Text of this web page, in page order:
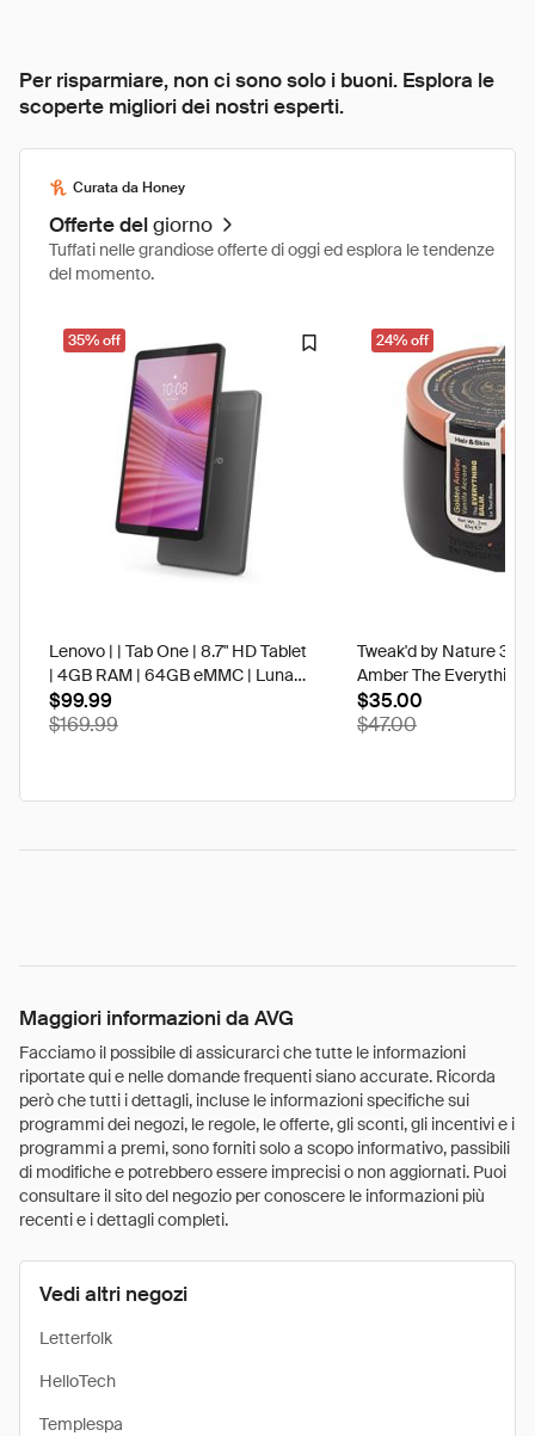
Per risparmiare, non ci sono solo i buoni. Esplora le
scoperte migliori dei nostri esperti.
Curata da Honey
Offerte delgiorno
Tuffati nelle grandiose offerte di oggi ed esplora le tendenze
del momento.
35% off
Lenovo | | Tab One | 8.7" HD Tablet
| 4GB RAM | 64GB eMMC | Luna
Grey | Best Buy
$99.99
$169.99
24% off
Tweak'd by Nature 3
Amber The Everything
$35.00
$47.00
Maggiori informazioni da AVG
Facciamo il possibile di assicurarci che tutte le informazioni
riportate qui e nelle domande frequenti siano accurate. Ricorda
però che tutti i dettagli, incluse le informazioni specifiche sui
programmi dei negozi, le regole, le offerte, gli sconti, gli incentivi e i
programmi a premi, sono forniti solo a scopo informativo, passibili
di modifiche e potrebbero essere imprecisi o non aggiornati. Puoi
consultare il sito del negozio per conoscere le informazioni più
recenti e i dettagli completi.
Vedi altri negozi
Letterfolk
HelloTech
Templespa